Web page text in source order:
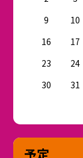
9
10
16
17
23
24
30
31
予定